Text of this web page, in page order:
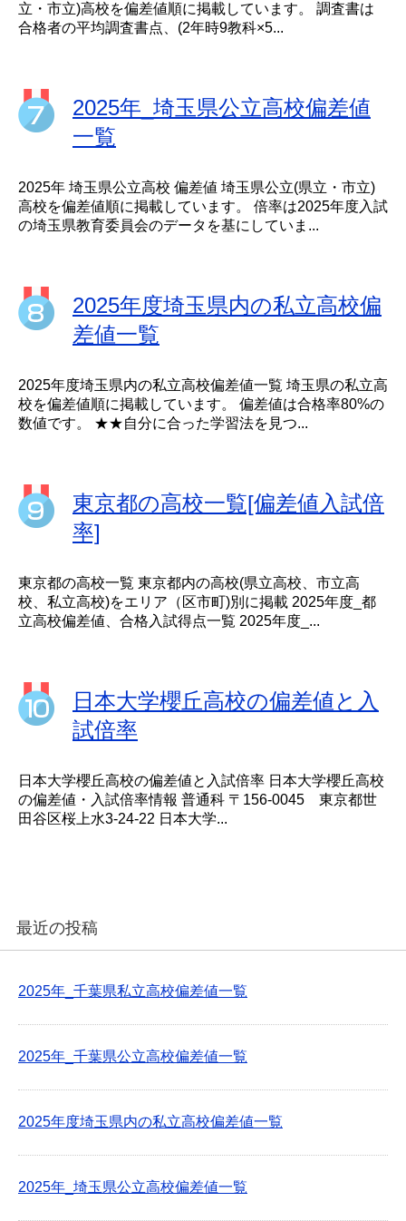
立・市立)高校を偏差値順に掲載しています。 調査書は
合格者の平均調査書点、(2年時9教科×5...
2025年_埼玉県公立高校偏差値
一覧
2025年 埼玉県公立高校 偏差値 埼玉県公立(県立・市立)
高校を偏差値順に掲載しています。 倍率は2025年度入試
の埼玉県教育委員会のデータを基にしていま...
2025年度埼玉県内の私立高校偏
差値一覧
2025年度埼玉県内の私立高校偏差値一覧 埼玉県の私立高
校を偏差値順に掲載しています。 偏差値は合格率80%の
数値です。 ★★自分に合った学習法を見つ...
東京都の高校一覧[偏差値入試倍
率]
東京都の高校一覧 東京都内の高校(県立高校、市立高
校、私立高校)をエリア（区市町)別に掲載 2025年度_都
立高校偏差値、合格入試得点一覧 2025年度_...
日本大学櫻丘高校の偏差値と入
試倍率
日本大学櫻丘高校の偏差値と入試倍率 日本大学櫻丘高校
の偏差値・入試倍率情報 普通科 〒156-0045 東京都世
田谷区桜上水3-24-22 日本大学...
最近の投稿
2025年_千葉県私立高校偏差値一覧
2025年_千葉県公立高校偏差値一覧
2025年度埼玉県内の私立高校偏差値一覧
2025年_埼玉県公立高校偏差値一覧